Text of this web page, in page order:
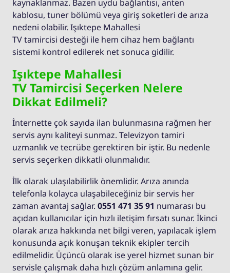
kaynaklanmaz. Bazen uydu bağlantısı, anten
kablosu, tuner bölümü veya giriş soketleri de arıza
nedeni olabilir. Işıktepe Mahallesi
TV tamircisi desteği ile hem cihaz hem bağlantı
sistemi kontrol edilerek net sonuca gidilir.
Işıktepe Mahallesi
TV Tamircisi Seçerken Nelere
Dikkat Edilmeli?
İnternette çok sayıda ilan bulunmasına rağmen her
servis aynı kaliteyi sunmaz. Televizyon tamiri
uzmanlık ve tecrübe gerektiren bir iştir. Bu nedenle
servis seçerken dikkatli olunmalıdır.
İlk olarak ulaşılabilirlik önemlidir. Arıza anında
telefonla kolayca ulaşabileceğiniz bir servis her
zaman avantaj sağlar. 0551 471 35 91 numarası bu
açıdan kullanıcılar için hızlı iletişim fırsatı sunar. İkinci
olarak arıza hakkında net bilgi veren, yapılacak işlem
konusunda açık konuşan teknik ekipler tercih
edilmelidir. Üçüncü olarak ise yerel hizmet sunan bir
servisle çalışmak daha hızlı çözüm anlamına gelir.